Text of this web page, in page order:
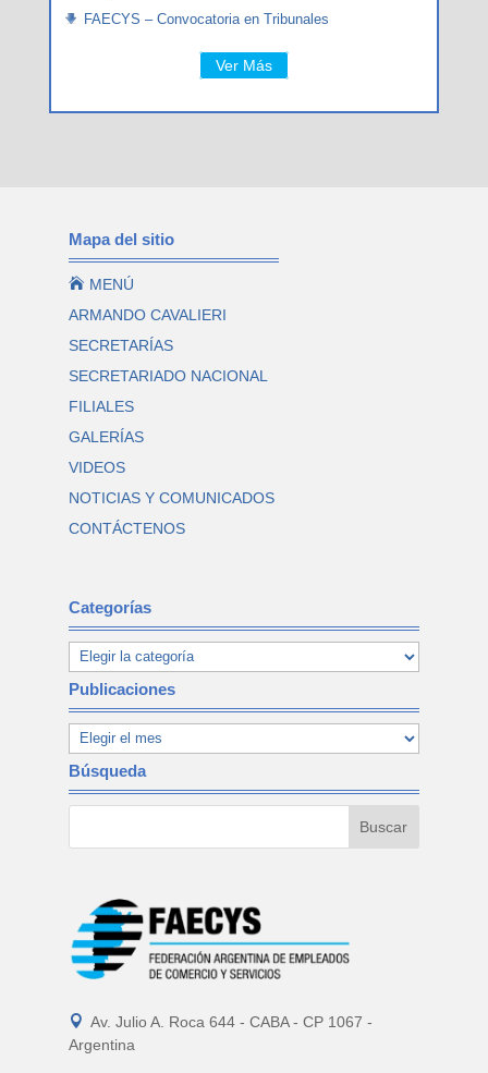
FAECYS – Convocatoria en Tribunales
Ver Más
Mapa del sitio
 MENÚ
ARMANDO CAVALIERI
SECRETARÍAS
SECRETARIADO NACIONAL
FILIALES
GALERÍAS
VIDEOS
NOTICIAS Y COMUNICADOS
CONTÁCTENOS
Categorías
Publicaciones
Búsqueda
 Av. Julio A. Roca 644 - CABA - CP 1067 -
Argentina